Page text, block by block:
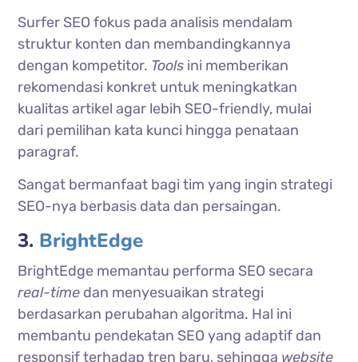
Surfer SEO fokus pada analisis mendalam
struktur konten dan membandingkannya
dengan kompetitor. Tools ini memberikan
rekomendasi konkret untuk meningkatkan
kualitas artikel agar lebih SEO-friendly, mulai
dari pemilihan kata kunci hingga penataan
paragraf.
Sangat bermanfaat bagi tim yang ingin strategi
SEO-nya berbasis data dan persaingan.
3. BrightEdge
BrightEdge memantau performa SEO secara
real-time dan menyesuaikan strategi
berdasarkan perubahan algoritma. Hal ini
membantu pendekatan SEO yang adaptif dan
responsif terhadap tren baru, sehingga website